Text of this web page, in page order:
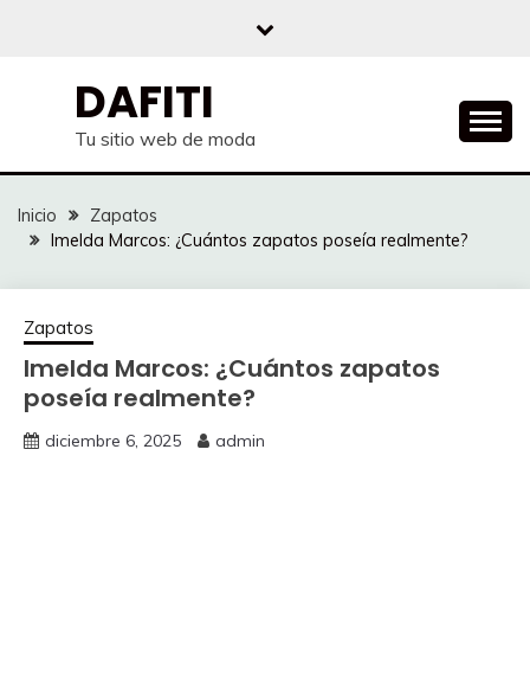
DAFITI
Tu sitio web de moda
Inicio
Zapatos
Imelda Marcos: ¿Cuántos zapatos poseía realmente?
Zapatos
Imelda Marcos: ¿Cuántos zapatos
poseía realmente?
diciembre 6, 2025 admin